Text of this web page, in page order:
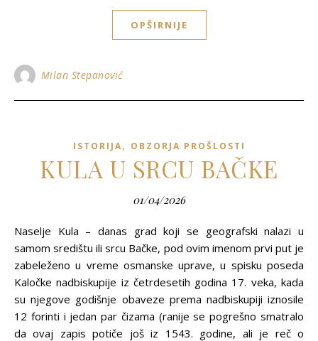
OPŠIRNIJE
Milan Stepanović
ISTORIJA, OBZORJA PROŠLOSTI
KULA U SRCU BAČKE
01/04/2026
Naselje Kula – danas grad koji se geografski nalazi u
samom središtu ili srcu Bačke, pod ovim imenom prvi put je
zabeleženo u vreme osmanske uprave, u spisku poseda
Kaločke nadbiskupije iz četrdesetih godina 17. veka, kada
su njegove godišnje obaveze prema nadbiskupiji iznosile
12 forinti i jedan par čizama (ranije se pogrešno smatralo
da ovaj zapis potiče još iz 1543. godine, ali je reč o